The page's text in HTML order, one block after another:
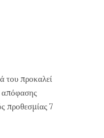
του προκαλεί
απόφασης
προθεσμίας 7